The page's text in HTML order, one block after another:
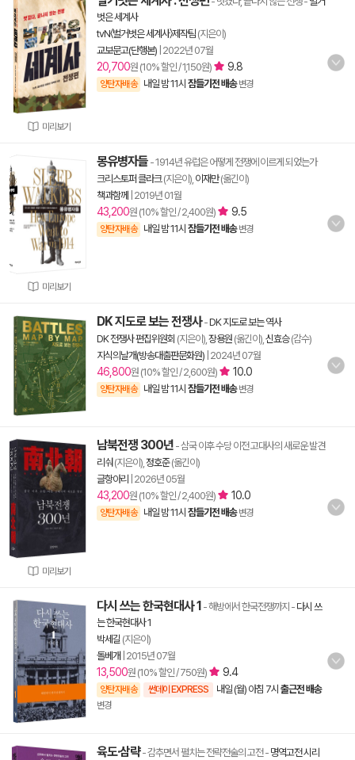
미리보기
벗은 세계사
tvN〈벌거벗은 세계사〉제작팀 (지은이)
교보문고(단행본) 2022년 07월
20,700원 (10% 할인 / 1,150원) 9.8
양탄자배송 내일 밤 11시 잠들기전 배송 변경
미리보기
몽유병자들 - 1914년 유럽은 어떻게 전쟁에 이르게 되었는가
크리스토퍼 클라크(지은이), 이재만(옮긴이)
책과함께
2019년 01월
43,200원 (10% 할인 / 2,400원) 9.5
양탄자배송 내일 밤 11시 잠들기전 배송 변경
DK 지도로 보는 전쟁사-DK 지도로 보는 역사
DK 전쟁사 편집위원회 (지은이), 장용원 (옮긴이), 신효승(감수)
지식의날개(방송대출판문화원) 2024년 07월
46,800원 (10% 할인 / 2,600원) 10.0
양탄자배송 내일 밤 11시 잠들기전 배송 변경
미리보기
남북전쟁 300년 - 삼국 이후 수당 이전 고대사의 새로운 발견
리숴 (지은이), 정호준(옮긴이)
글항아리
2026년 05월
43,200원 (10% 할인 / 2,400원) 10.0
양탄자배송 내일 밤 11시 잠들기전 배송 변경
다시 쓰는 한국현대사 1 - 해방에서 한국전쟁까지 - 다시 쓰
는 한국현대사 1
박세길 (지은이)
돌베개 2015년 07월
13,500원 (10% 할인 / 750원) 9.4
양탄자배송 썬데이 EXPRESS 내일 (월) 아침 7시 출근전 배송
변경
육도·삼략- 감추면서 펼치는 전략전술의 고전- 명역고전 시리